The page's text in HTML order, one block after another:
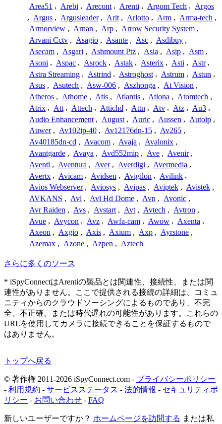
Area51 , Arebi , Arecont , Arenti , Argom Tech , Argos
, Argus , Argusleader , Arit , Arlotto , Arm , Arma-tech ,
Armorview , Arnan , Arp , Arrow Security System ,
Arvani Cctv , Asagio , Asante , Asc , Asdibuy ,
Asecam , Asgari , Ashmount Ptz , Asia , Asip , Asm ,
Asoni , Aspac , Asrock , Astak , Asterix , Asti , Astr ,
Astra Streaming , Astrind , Astroghost , Astrum , Astun ,
Asus , Asutech , Asw-006 , Aszhonga , At Vision ,
Atheros , Athome , Atis , Atlantis , Atlona , Atomtech ,
Atrix , Att , Attech , Attichd , Attn , Atv , Atz , Au3 ,
Audio Enhancement , August , Auric , Aussen , Autoip ,
Auwer , Av102ip-40 , Av12176dn-15 , Av265 ,
Av40185dn-cd , Avacom , Avaja , Avalonix ,
Avantgarde , Avaya , Avd552mip , Ave , Avenir ,
Aventi , Aventura , Aver , Averdigi , Avermedia ,
Avertx , Avicam , Avidsen , Avigilon , Avilink ,
Avios Webserver , Aviosys , Avipas , Aviptek , Avistek ,
AVKANS , Avl , Avl Hd Dome , Avn , Avonic ,
Avr Raiden , Avs , Avstart , Avt , Avtech , Avtron ,
Avue , Avycon , Avz , Awfa-cam , Awow , Axenta ,
Axeon , Axgio , Axis , Axium , Axp , Ayrstone ,
Azemax , Azone , Azpen , Aztech
さらに多くのソース
* iSpyConnectはArentiの製品とは関連性、接続性、または関
連性がありません。ここで提供される接続の詳細は、コミュ
ニティからのクラウドソーシングによるものであり、不完
全、不正確、または時代遅れの可能性があります。これらの
URLを使用してカメラに接続できることを保証するもので
はありません。
トップへ戻る
© 著作権 2011-2026 iSpyConnect.com - プライバシーポリシー
- 利用規約 - サービスステータス - 法的情報 - セキュリティポ
リシー - お問い合わせ - FAQ
新しいユーザーですか？ ホームページを訪問する または私